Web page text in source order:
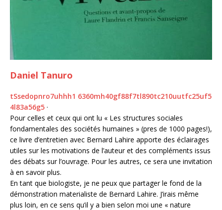
Daniel Tanuro
tSsedopnro7uhhh1 6360mh40gf88f7tl890tc210uutfc25uf5
4l83a56g5 ·
Pour celles et ceux qui ont lu « Les structures sociales
fondamentales des sociétés humaines » (pres de 1000 pages!),
ce livre d’entretien avec Bernard Lahire apporte des éclairages
utiles sur les motivations de l’auteur et des compléments issus
des débats sur l’ouvrage. Pour les autres, ce sera une invitation
à en savoir plus.
En tant que biologiste, je ne peux que partager le fond de la
démonstration materialiste de Bernard Lahire. J’irais même
plus loin, en ce sens qu’il y a bien selon moi une « nature